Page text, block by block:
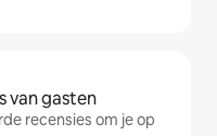
van gasten
recensies om je op